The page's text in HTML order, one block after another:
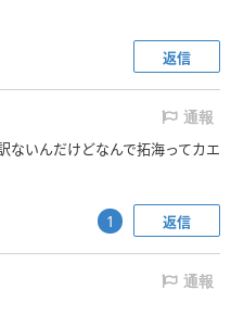
返信
通報
ないんだけどなんで拓海ってカエ
返信
1
通報